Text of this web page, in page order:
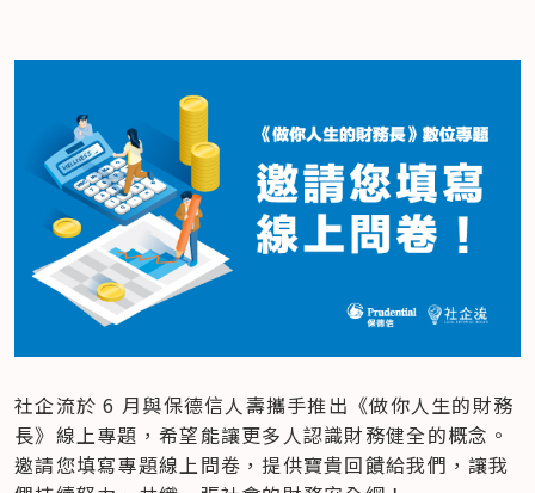
社企流於 6 月與保德信人壽攜手推出《做你人生的財務
長》線上專題，希望能讓更多人認識財務健全的概念。
邀請您填寫專題線上問卷，提供寶貴回饋給我們，讓我